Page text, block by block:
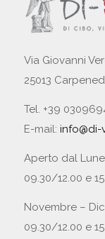
Via Giovanni
25013
Tel. +39
E-mail: info@di-
Aperto dal
09.30/12.00 e
Novembre –
09.30/12.00 e